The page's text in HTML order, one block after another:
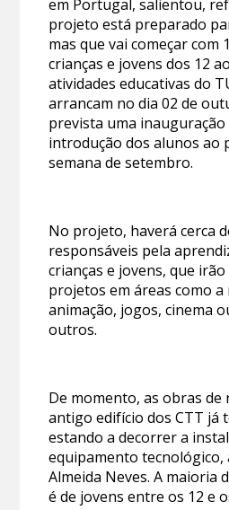
em Portugal, salientou,
projeto está preparado
mas que vai começar com
crianças e jovens dos 12
atividades educativas do
arrancam no dia 02 de
prevista uma inauguração
introdução dos alunos ao
semana de setembro.
No projeto, haverá cerca
responsáveis pela
crianças e jovens, que
projetos em áreas como a
animação, jogos, cinema
outros.
De momento, as obras de
antigo edifício dos CTT já
estando a decorrer a
equipamento tecnológico,
Almeida Neves. A maioria
é de jovens entre os 12 e